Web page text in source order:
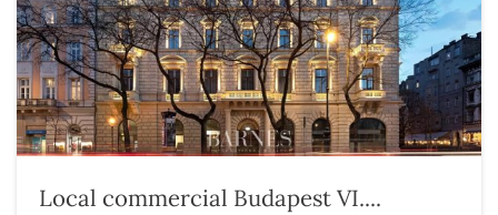
Local commercial Budapest VI....